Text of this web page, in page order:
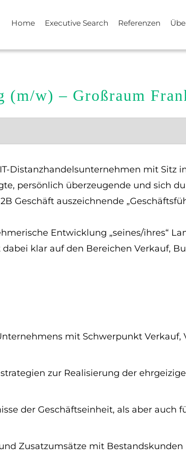
Home Executive Search Referenzen
(m/w) – Großraum
Distanzhandelsunternehmen mit Sitz
persönlich überzeugende und sich
Geschäft auszeichnende
Entwicklung „seines/ihres“
klar auf den Bereichen Verkauf,
mit Schwerpunkt Verkauf,
zur Realisierung der
der Geschäftseinheit, als aber auch
Zusatzumsätze mit Bestandskunden